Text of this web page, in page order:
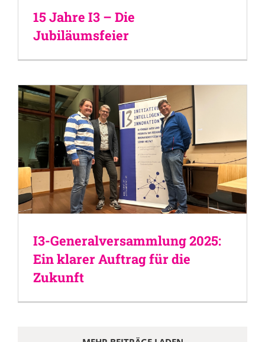
15 Jahre I3 – Die
Jubiläumsfeier
I3-Generalversammlung 2025:
Ein klarer Auftrag für die
Zukunft